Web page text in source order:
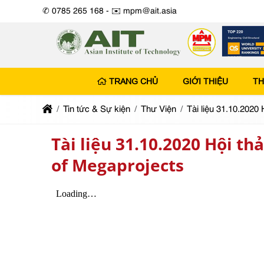
✆ 0785 265 168 - ✉️ mpm@ait.asia
TRANG CHỦ GIỚI THIỆU
Tin tức & Sự kiện Thư Viện Tài liệu 31.10.2020
Tài liệu 31.10.2020 Hội
of Megaprojects